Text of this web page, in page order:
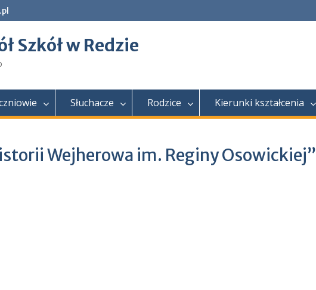
Szkół w Redzie
Słuchacze Rodzice Kierunki kształcenia
Wejherowa im. Reginy Osowickiej”